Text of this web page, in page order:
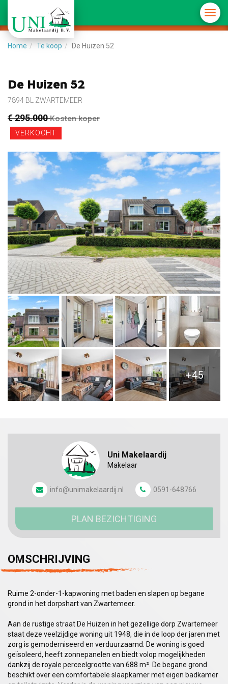
Menu
in-/
Home Te koop De Huizen 52
De Huizen 52
7894 BL ZWARTEMEER
€ 295.000Kosten koper
VERKOCHT
+45
Uni Makelaardij
Makelaar
info@unimakelaardij.nl 0591-648766
PLAN BEZICHTIGING
OMSCHRIJVING
Ruime 2-onder-1-kapwoning met baden en slapen op begane
grond in het dorpshart van Zwartemeer.
Aan de rustige straat De Huizen in het gezellige dorp Zwartemeer
staat deze veelzijdige woning uit 1948, die in de loop der jaren met
zorg is gemoderniseerd en verduurzaamd. De woning is goed
geïsoleerd, heeft zonnepanelen en biedt volop mogelijkheden
dankzij de royale perceelgrootte van 688 m². De begane grond
beschikt over een comfortabele slaapkamer met eigen badkamer